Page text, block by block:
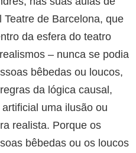
de Barcelona, que
da esfera do teatro
– nunca se podia
bêbedas ou loucos,
da lógica causal,
uma ilusão ou
realista. Porque os
bêbedas ou os loucos